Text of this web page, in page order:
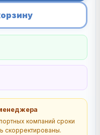
компаний сроки
скорректированы.